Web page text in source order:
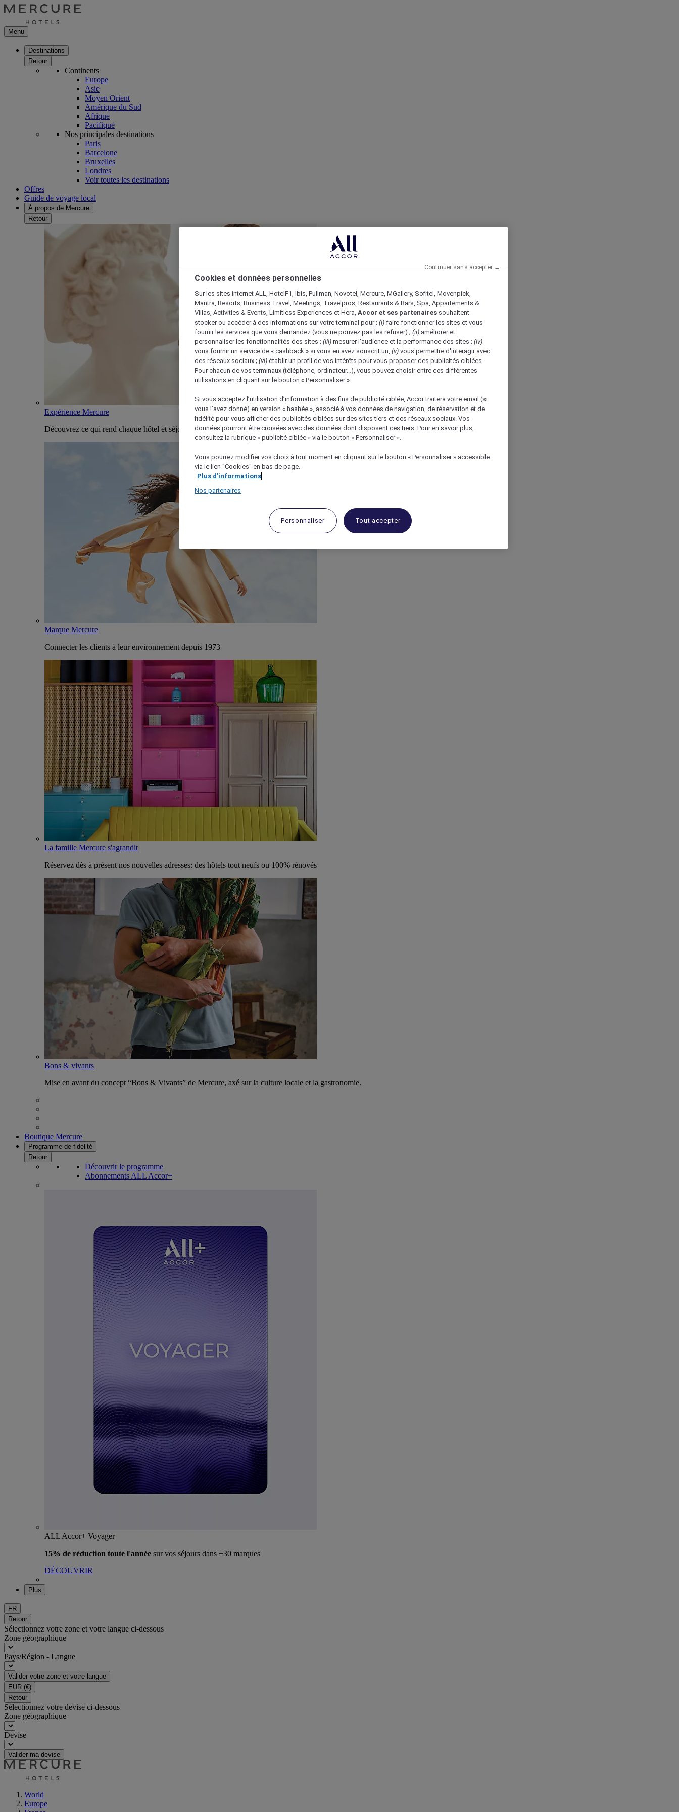
Menu
Destinations
Retour
Continents
Europe
Asie
Moyen Orient
Amérique du Sud
Afrique
Pacifique
Nos principales destinations
Paris
Barcelone
Bruxelles
Londres
Voir toutes les destinations
Offres
Guide de voyage local
À propos de Mercure
Retour
Expérience Mercure
Découvrez ce qui rend chaque hôtel et séjour Mercure unique
Marque Mercure
Connecter les clients à leur environnement depuis 1973
La famille Mercure s'agrandit
Réservez dès à présent nos nouvelles adresses: des hôtels tout neufs ou 100% rénovés
Bons & vivants
Mise en avant du concept “Bons & Vivants” de Mercure, axé sur la culture locale et la gastronomie.
Boutique Mercure
Programme de fidélité
Retour
Découvrir le programme
Abonnements ALL Accor+
ALL Accor+ Voyager
15% de réduction toute l'année sur vos séjours dans +30 marques
DÉCOUVRIR
Plus
FR
Retour
Sélectionnez votre zone et votre langue ci-dessous
Zone géographique
Pays/Région - Langue
Valider votre zone et votre langue
EUR (€)
Retour
Sélectionnez votre devise ci-dessous
Zone géographique
Devise
Valider ma devise
World
Europe
Cookies et données personnelles
Sur les sites internet ALL, HotelF1, Ibis, Pullman, Novotel, Mercure, MGallery, Sofitel, Movenpick,
Mantra, Resorts, Business Travel, Meetings, Travelpros, Restaurants & Bars, Spa, Appartements &
Villas, Activities & Events, Limitless Experiences et Hera, Accor et ses partenaires souhaitent
stocker ou accéder à des informations sur votre terminal pour : (i) faire fonctionner les sites et vous
fournir les services que vous demandez (vous ne pouvez pas les refuser) ; (ii) améliorer et
personnaliser les fonctionnalités des sites ; (iii) mesurer l'audience et la performance des sites ; (iv)
vous fournir un service de « cashback » si vous en avez souscrit un, (v) vous permettre d'interagir avec
des réseaux sociaux ; (vi) établir un profil de vos intérêts pour vous proposer des publicités ciblées.
Pour chacun de vos terminaux (téléphone, ordinateur…), vous pouvez choisir entre ces différentes
utilisations en cliquant sur le bouton « Personnaliser ».
Si vous acceptez l’utilisation d’information à des fins de publicité ciblée, Accor traitera votre email (si
vous l’avez donné) en version « hashée », associé à vos données de navigation, de réservation et de
fidélité pour vous afficher des publicités ciblées sur des sites tiers et des réseaux sociaux. Vos
données pourront être croisées avec des données dont disposent ces tiers. Pour en savoir plus,
consultez la rubrique « publicité ciblée » via le bouton « Personnaliser ».
Vous pourrez modifier vos choix à tout moment en cliquant sur le bouton « Personnaliser » accessible
via le lien "Cookies" en bas de page.
Plus d'informations
Nos partenaires
Personnaliser Tout accepter
Continuer sans accepter →